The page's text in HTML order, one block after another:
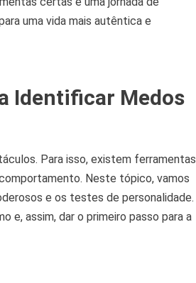
uma vida mais autêntica e
Identificar Medos
Para isso, existem ferramentas
Neste tópico, vamos
e os testes de personalidade.
e, assim, dar o primeiro passo para a